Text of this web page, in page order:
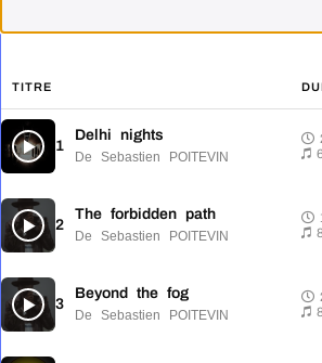
TITRE
1
Delhi nights
De Sebastien POITEVIN
2
The forbidden path
De Sebastien POITEVIN
3
Beyond the fog
De Sebastien POITEVIN